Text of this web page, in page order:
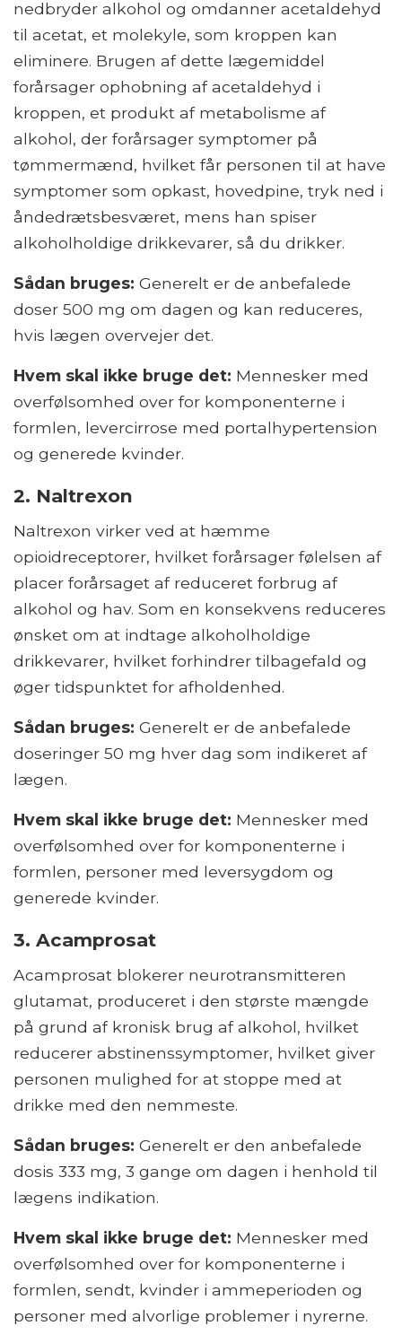
nedbryder alkohol og omdanner acetaldehyd
til acetat, et molekyle, som kroppen kan
eliminere. Brugen af ​​dette lægemiddel
forårsager ophobning af acetaldehyd i
kroppen, et produkt af metabolisme af
alkohol, der forårsager symptomer på
tømmermænd, hvilket får personen til at have
symptomer som opkast, hovedpine, tryk ned i
åndedrætsbesværet, mens han spiser
alkoholholdige drikkevarer, så du drikker.
Sådan bruges: Generelt er de anbefalede
doser 500 mg om dagen og kan reduceres,
hvis lægen overvejer det.
Hvem skal ikke bruge det: Mennesker med
overfølsomhed over for komponenterne i
formlen, levercirrose med portalhypertension
og generede kvinder.
2. Naltrexon
Naltrexon virker ved at hæmme
opioidreceptorer, hvilket forårsager følelsen af ​​
placer forårsaget af reduceret forbrug af
alkohol og hav. Som en konsekvens reduceres
ønsket om at indtage alkoholholdige
drikkevarer, hvilket forhindrer tilbagefald og
øger tidspunktet for afholdenhed.
Sådan bruges: Generelt er de anbefalede
doseringer 50 mg hver dag som indikeret af
lægen.
Hvem skal ikke bruge det: Mennesker med
overfølsomhed over for komponenterne i
formlen, personer med leversygdom og
generede kvinder.
3. Acamprosat
Acamprosat blokerer neurotransmitteren
glutamat, produceret i den største mængde
på grund af kronisk brug af alkohol, hvilket
reducerer abstinenssymptomer, hvilket giver
personen mulighed for at stoppe med at
drikke med den nemmeste.
Sådan bruges: Generelt er den anbefalede
dosis 333 mg, 3 gange om dagen i henhold til
lægens indikation.
Hvem skal ikke bruge det: Mennesker med
overfølsomhed over for komponenterne i
formlen, sendt, kvinder i ammeperioden og
personer med alvorlige problemer i nyrerne.